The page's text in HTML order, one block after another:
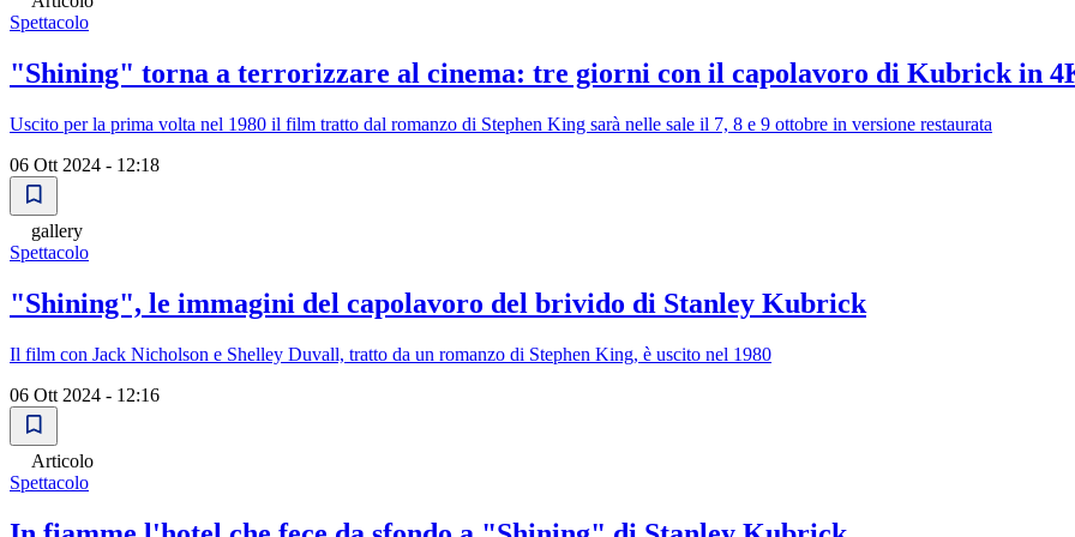
Spettacolo
"Shining" torna a terrorizzare al cinema: tre giorni con il capolavoro di Kubrick in
Uscito per la prima volta nel 1980 il film tratto dal romanzo di Stephen King sarà nelle sale il 7, 8 e 9 ottobre in versione restaurata
06 Ott 2024 - 12:18
gallery
Spettacolo
"Shining", le immagini del capolavoro del brivido di Stanley Kubrick
Il film con Jack Nicholson e Shelley Duvall, tratto da un romanzo di Stephen King, è uscito nel 1980
06 Ott 2024 - 12:16
Articolo
Spettacolo